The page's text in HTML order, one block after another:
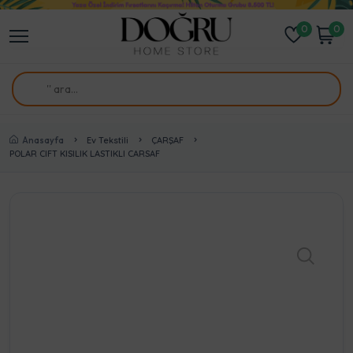
0 0
Anasayfa Ev Tekstili
ÇARŞAF
POLAR CIFT KISILIK LASTIKLI CARSAF